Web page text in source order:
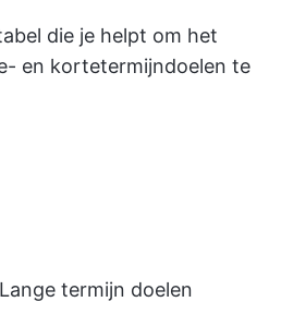
die je helpt om het
en kortetermijndoelen te
Lange termijn doelen